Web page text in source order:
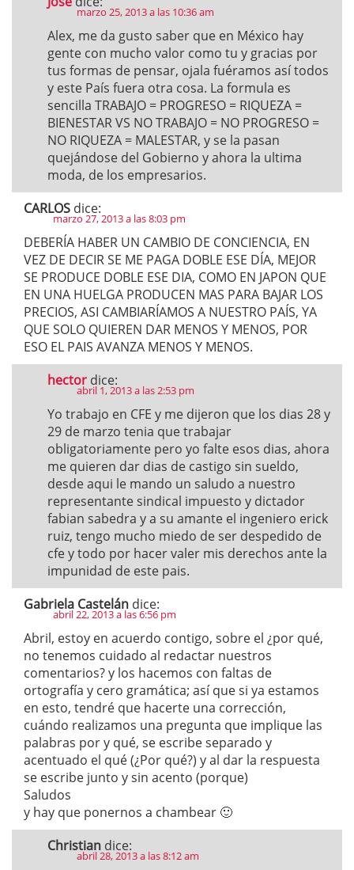
marzo 25, 2013 a las 10:36 am
Alex, me da gusto saber que en México hay
gente con mucho valor como tu y gracias por
tus formas de pensar, ojala fuéramos así todos
y este País fuera otra cosa. La formula es
sencilla TRABAJO = PROGRESO = RIQUEZA =
BIENESTAR VS NO TRABAJO = NO PROGRESO =
NO RIQUEZA = MALESTAR, y se la pasan
quejándose del Gobierno y ahora la ultima
moda, de los empresarios.
CARLOS dice:
marzo 27, 2013 a las 8:03 pm
DEBERÍA HABER UN CAMBIO DE CONCIENCIA, EN
VEZ DE DECIR SE ME PAGA DOBLE ESE DÍA, MEJOR
SE PRODUCE DOBLE ESE DIA, COMO EN JAPON QUE
EN UNA HUELGA PRODUCEN MAS PARA BAJAR LOS
PRECIOS, ASI CAMBIARÍAMOS A NUESTRO PAÍS, YA
QUE SOLO QUIEREN DAR MENOS Y MENOS, POR
ESO EL PAIS AVANZA MENOS Y MENOS.
hector dice:
abril 1, 2013 a las 2:53 pm
Yo trabajo en CFE y me dijeron que los dias 28 y
29 de marzo tenia que trabajar
obligatoriamente pero yo falte esos dias, ahora
me quieren dar dias de castigo sin sueldo,
desde aqui le mando un saludo a nuestro
representante sindical impuesto y dictador
fabian sabedra y a su amante el ingeniero erick
ruiz, tengo mucho miedo de ser despedido de
cfe y todo por hacer valer mis derechos ante la
impunidad de este pais.
Gabriela Castelán dice:
abril 22, 2013 a las 6:56 pm
Abril, estoy en acuerdo contigo, sobre el ¿por qué,
no tenemos cuidado al redactar nuestros
comentarios? y los hacemos con faltas de
ortografía y cero gramática; así que si ya estamos
en esto, tendré que hacerte una corrección,
cuándo realizamos una pregunta que implique las
palabras por y qué, se escribe separado y
acentuado el qué (¿Por qué?) y al dar la respuesta
se escribe junto y sin acento (porque)
Saludos
y hay que ponernos a chambear 🙂
Christian dice:
abril 28, 2013 a las 8:12 am